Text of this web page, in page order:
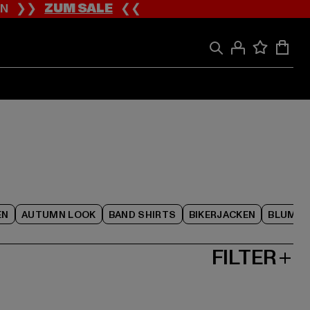
❯❯ZUM SALE❮❮
AUTUMN LOOK BAND SHIRTS BIKERJACKEN
FILTER